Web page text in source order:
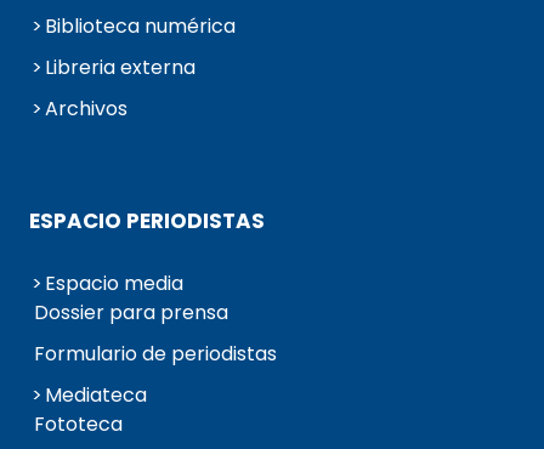
Biblioteca numérica
Libreria externa
Archivos
ESPACIO PERIODISTAS
Espacio media
Dossier para prensa
Formulario de periodistas
Mediateca
Fototeca